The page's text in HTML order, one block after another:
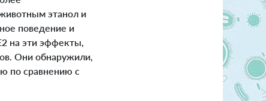
этанол и
поведение и
на эти эффекты,
Они обнаружили,
по сравнению с